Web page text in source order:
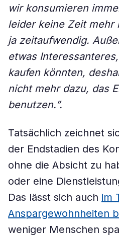
wir konsumieren
leider keine Zeit mehr
ja zeitaufwendig.
etwas
kaufen könnten,
nicht mehr dazu, das
benutzen.”.
Tatsächlich zeichnet
der Endstadien des
ohne die Absicht zu
oder eine
Das lässt sich auch im
Anspargewohnheiten
weniger Menschen